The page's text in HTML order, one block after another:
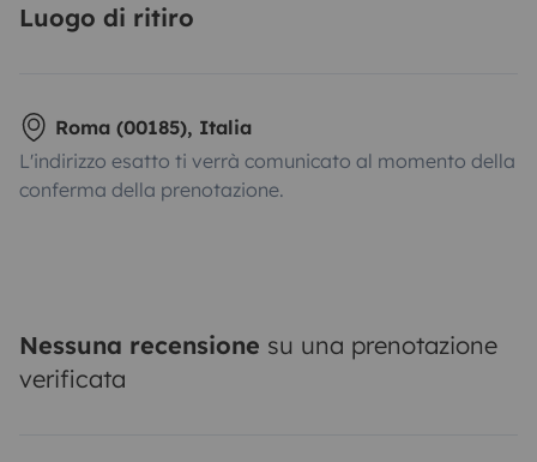
Luogo di ritiro
Roma (00185), Italia
L'indirizzo esatto ti verrà comunicato al momento della
conferma della prenotazione.
Nessuna recensione su una prenotazione
verificata